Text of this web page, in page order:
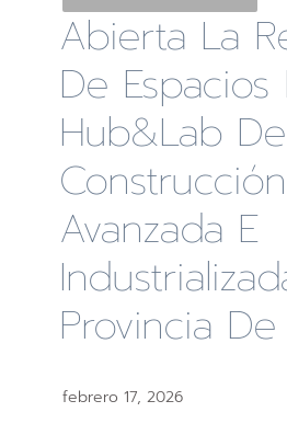
Abierta La
De Espacios
Hub&Lab De
Construcción
Avanzada E
Provincia
febrero 17, 2026